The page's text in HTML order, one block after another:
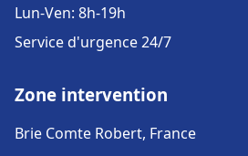
Lun-Ven: 8h-19h
Service d'urgence 24/7
Zone intervention
Brie Comte Robert, France